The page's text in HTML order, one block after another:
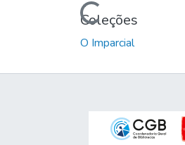
Carregando...
Coleções
O Imparcial